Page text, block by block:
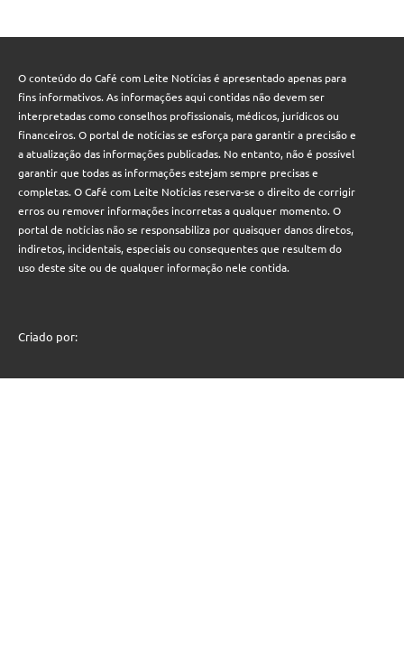
O conteúdo do Café com Leite Notícias é apresentado apenas para
fins informativos. As informações aqui contidas não devem ser
interpretadas como conselhos profissionais, médicos, jurídicos ou
financeiros. O portal de notícias se esforça para garantir a precisão e
a atualização das informações publicadas. No entanto, não é possível
garantir que todas as informações estejam sempre precisas e
completas. O Café com Leite Notícias reserva-se o direito de corrigir
erros ou remover informações incorretas a qualquer momento. O
portal de notícias não se responsabiliza por quaisquer danos diretos,
indiretos, incidentais, especiais ou consequentes que resultem do
uso deste site ou de qualquer informação nele contida.
Criado por: